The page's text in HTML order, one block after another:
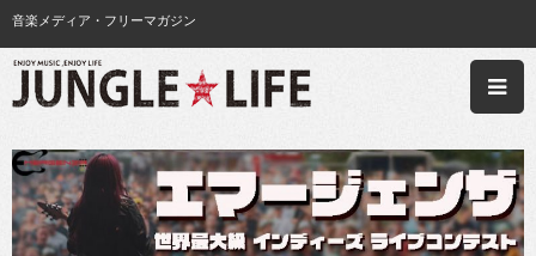
音楽メディア・フリーマガジン